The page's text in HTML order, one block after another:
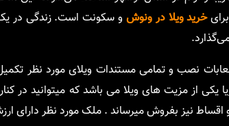
خرید ویلا در ونوش و سکونت است. زندگی در
انشعابات نصب و تمامی مستندات ویلای مورد نظر
از مزیت های ویلا می باشد که میتوانید در
نیز بفروش میرساند . ملک مورد نظر دارای